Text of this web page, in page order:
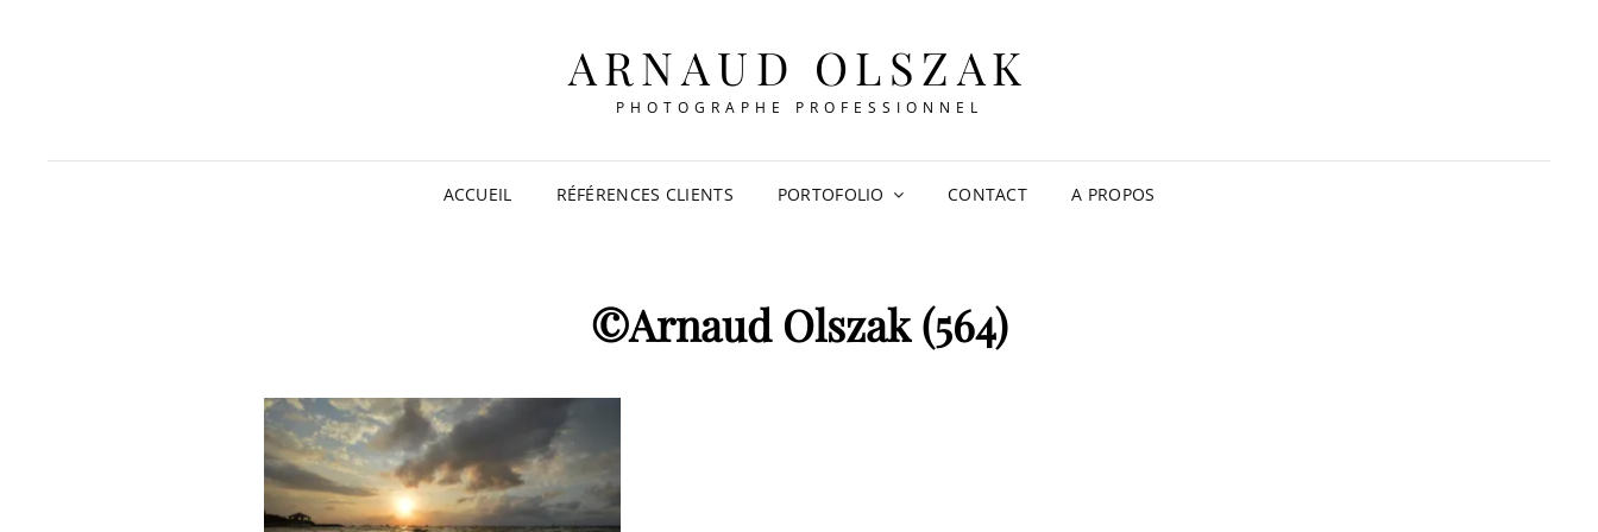
ARNAUD OLSZAK
PHOTOGRAPHE PROFESSIONNEL
ACCUEIL RÉFÉRENCES CLIENTS PORTOFOLIO CONTACT A PROPOS
©Arnaud Olszak (564)